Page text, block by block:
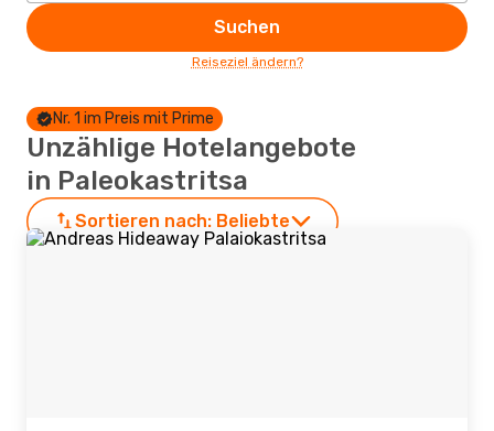
Suchen
Reiseziel ändern?
Nr. 1 im Preis mit Prime
Unzählige Hotelangebote
in Paleokastritsa
Sortieren nach: Beliebte